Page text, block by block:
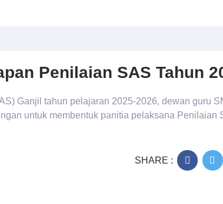
Penilaian SAS Tahun
Ganjil tahun pelajaran 2025-2026, dewan guru
untuk membentuk panitia pelaksana Penilaian
SHARE :